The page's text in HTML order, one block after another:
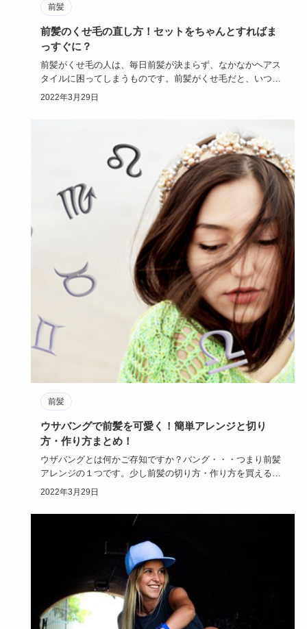
前髪
前髪のくせ毛の直し方！セットをちゃんとすればま
っすぐに？
前髪がくせ毛の人は、毎日前髪が決まらず、なかなかヘアス
タイルに困ってしまうものです。前髪がくせ毛だと、いつ何
時でも前髪のこ…
2022年3月29日
前髪
ウサバングで前髪を可愛く！簡単アレンジと切り
方・作り方まとめ！
ウザバングとは何かご存知ですか？バング・・・つまり前髪
アレンジの１つです。少し前髪の切り方・作り方を買えるだ
けで、今風のセ…
2022年3月29日